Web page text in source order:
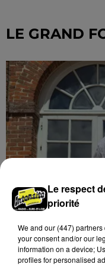
Grâce...
LE GRAND
les ambitions
À quelques
Stars'Terre,
Le respect
priorité
We and our (447) partners
your consent and/or our
information on a device;
profiles for personalised